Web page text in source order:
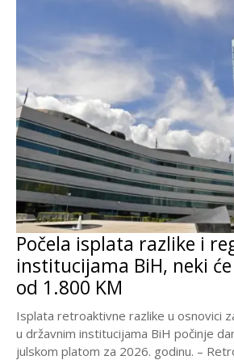
Počela isplata razlike i
institucijama BiH, neki
od 1.800 KM
Isplata retroaktivne razlike u osnovici
u državnim institucijama BiH počinje
julskom platom za 2026. godinu. –